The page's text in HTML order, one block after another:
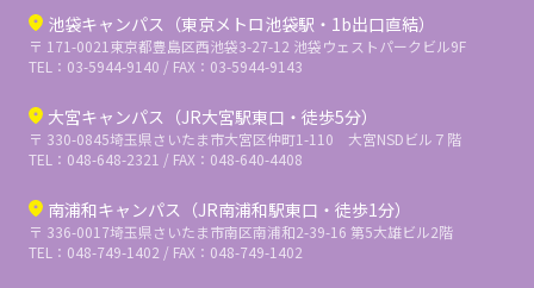
池袋キャンパス（東京メトロ池袋駅・1b出口直結）
〒 171-0021 東京都豊島区西池袋3-27-12 池袋ウェストパークビル9F
TEL：03-5944-9140 / FAX：03-5944-9143
大宮キャンパス（JR大宮駅東口・徒歩5分）
〒 330-0845埼玉県さいたま市大宮区仲町1-110 大宮NSDビル７階
TEL：048-648-2321 / FAX：048-640-4408
南浦和キャンパス（JR南浦和駅東口・徒歩1分）
〒 336-0017埼玉県さいたま市南区南浦和2-39-16 第5大雄ビル2階
TEL：048-749-1402 / FAX：048-749-1402